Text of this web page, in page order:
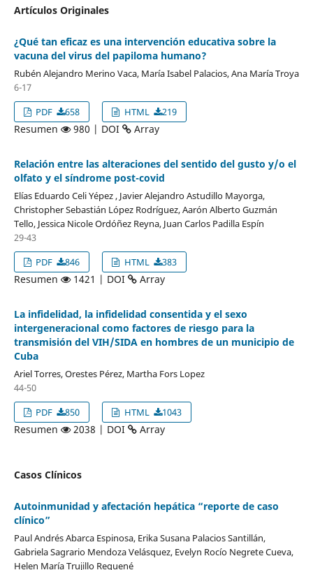
Artículos Originales
¿Qué tan eficaz es una intervención educativa sobre la
vacuna del virus del papiloma humano?
Rubén Alejandro Merino Vaca, María Isabel Palacios, Ana María Troya
6-17
PDF
658 HTML 219
Resumen 980 | DOI Array
Relación entre las alteraciones del sentido del gusto y/o el
olfato y el síndrome post-covid
Elías Eduardo Celi Yépez , Javier Alejandro Astudillo Mayorga,
Christopher Sebastián López Rodríguez, Aarón Alberto Guzmán
Tello, Jessica Nicole Ordóñez Reyna, Juan Carlos Padilla Espín
29-43
PDF
846 HTML 383
Resumen 1421 | DOI Array
La infidelidad, la infidelidad consentida y el sexo
intergeneracional como factores de riesgo para la
transmisión del VIH/SIDA en hombres de un municipio de
Cuba
Ariel Torres, Orestes Pérez, Martha Fors Lopez
44-50
PDF
850 HTML 1043
Resumen 2038 | DOI Array
Casos Clínicos
Autoinmunidad y afectación hepática “reporte de caso
clínico”
Paul Andrés Abarca Espinosa, Erika Susana Palacios Santillán,
Gabriela Sagrario Mendoza Velásquez, Evelyn Rocío Negrete Cueva,
Helen María Trujillo Requené